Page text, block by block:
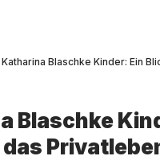
Katharina Blaschke Kinder: Ein Blick auf das Privatleben und
Blaschke